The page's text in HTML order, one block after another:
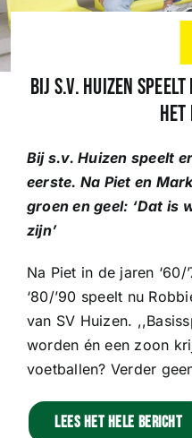
Teams
Wedstrijden
Leden
Het eerste
Organisatie
Sponsoren
Bij s.v. Huizen
het
Bij s.v. Huizen speelt
eerste. Na Piet en
groen en geel: ‘Dat is
zijn’
Na Piet in de jaren
‘80/’90 speelt nu
van SV Huizen.
worden én een zoon
voetballen? Verder
Lees het hele bericht